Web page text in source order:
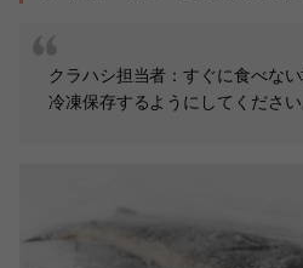
クラハシ担当者：すぐに食べな
冷凍保存するようにしてください